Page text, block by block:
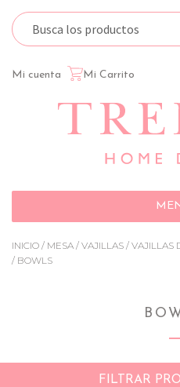
Mi cuenta Mi Carrito
Ir
a
Ir
INICIO / MESA / VAJILLAS / VAJILLAS
/ BOWLS
FILTRAR